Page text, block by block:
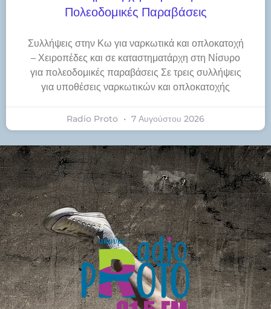
Πολεοδομικές Παραβάσεις
Συλλήψεις στην Κω για ναρκωτικά και οπλοκατοχή
– Χειροπέδες και σε καταστηματάρχη στη Νίσυρο
για πολεοδομικές παραβάσεις Σε τρεις συλλήψεις
για υποθέσεις ναρκωτικών και οπλοκατοχής
Radio Proto 7 Αυγούστου 2026